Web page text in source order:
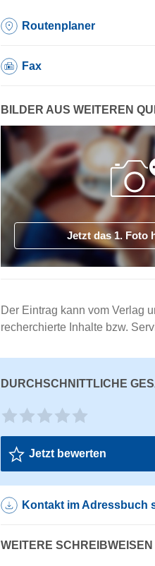
Routenplaner
Fax
BILDER AUS WEITEREN
Jetzt das 1. Foto
Der Eintrag kann vom Verlag
recherchierte Inhalte bzw.
DURCHSCHNITTLICHE
Jetzt bewerten
Kontakt im Adressbuch
WEITERE